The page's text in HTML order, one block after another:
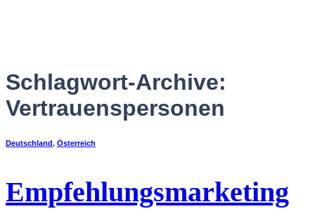
Schlagwort-Archive:
Vertrauenspersonen
Deutschland, Österreich
Empfehlungsmarketing